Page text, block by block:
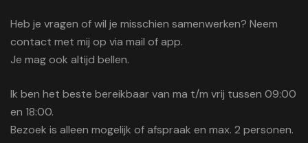
Heb je vragen of wil je misschien samenwerken? Neem
contact met mij op via mail of app.
Je mag ook altijd bellen.
Ik ben het beste bereikbaar van ma t/m vrij tussen 09:00
en 18:00.
Bezoek is alleen mogelijk of afspraak en max. 2 personen.